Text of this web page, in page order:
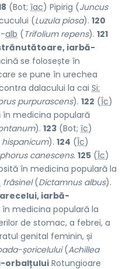
(Bot; îac) Pipirig (Juncus
(Luzula piosa). 120
alb ( Trifolium repens). 121
iarbă-
se folosește în
se pune în urechea
dalacului la cai Si:
purpurascens). 122 (Îc)
în medicina populară
). 123 (Bot; îc)
hispanicum). 124 (Îc)
canescens. 125 (Îc)
în medicina populară la
frăsinel(Dictamnus albus).
iarbă-
medicina populară la
de stomac, a febrei, a
genital feminin, și
șoricelului(Achillea
orbalțului Rotungioare